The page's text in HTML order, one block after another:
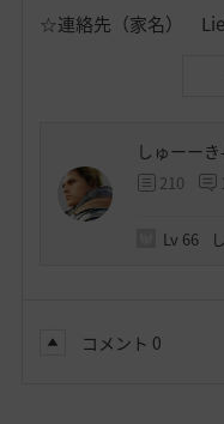
☆連絡先（家名）
しゅーー
210
Lv 66
コメント 0